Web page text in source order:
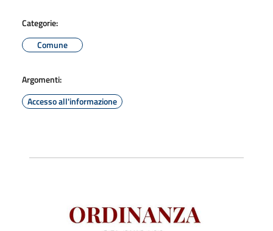
Categorie:
Comune
Argomenti:
Accesso all'informazione